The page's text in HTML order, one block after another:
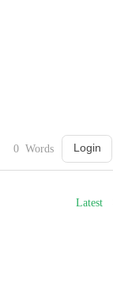
0 Words Login
Latest